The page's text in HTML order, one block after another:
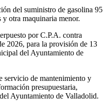
del suministro de gasolina 95
otra maquinaria menor.
por C.P.A. contra
2026, para la provisión de 13
del Ayuntamiento de
servicio de mantenimiento y
presupuestaria,
Ayuntamiento de Valladolid.